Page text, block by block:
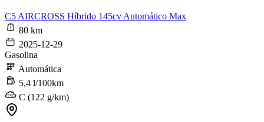
C5 AIRCROSS Híbrido 145cv Automático Max
80 km
2025-12-29
Gasolina
Automática
5,4 l/100km
C (122 g/km)